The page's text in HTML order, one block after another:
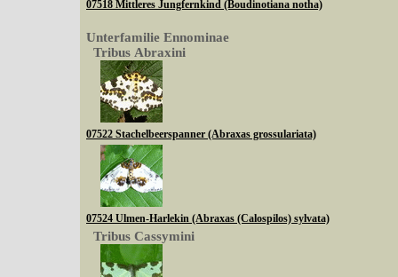
07518 Mittleres Jungfernkind (Boudinotiana notha)
Unterfamilie Ennominae
Tribus Abraxini
07522 Stachelbeerspanner (Abraxas grossulariata)
07524 Ulmen-Harlekin (Abraxas (Calospilos) sylvata)
Tribus Cassymini